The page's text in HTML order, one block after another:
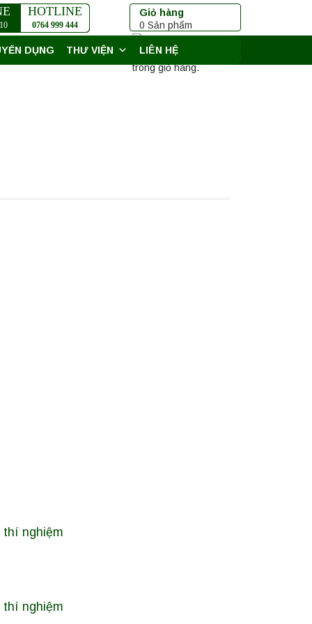
Giỏ hàng
0 Sản phẩm
Chưa có sản phẩm
trong giỏ hàng.
HOTLINE
0764 999 444
DỤNG THƯ VIỆN LIÊN HỆ
thí nghiệm
thí nghiệm